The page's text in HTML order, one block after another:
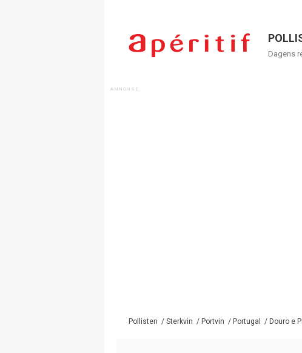
Dagens
Pollisten / Sterkvin / Portvin / Portugal / Douro e